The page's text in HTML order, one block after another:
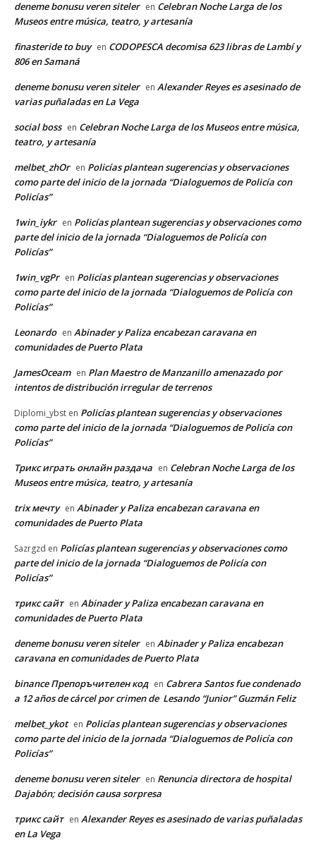
deneme bonusu veren siteler en Celebran Noche Larga de los
Museos entre música, teatro, y artesanía
finasteride to buy en CODOPESCA decomisa 623 libras de Lambí y
806 en Samaná
deneme bonusu veren siteler en Alexander Reyes es asesinado de
varias puñaladas en La Vega
social boss en Celebran Noche Larga de los Museos entre música,
teatro, y artesanía
melbet_zhOr en Policías plantean sugerencias y observaciones
como parte del inicio de la jornada “Dialoguemos de Policía con
Policías”
1win_iykr en Policías plantean sugerencias y observaciones como
parte del inicio de la jornada “Dialoguemos de Policía con
Policías”
1win_vgPr en Policías plantean sugerencias y observaciones
como parte del inicio de la jornada “Dialoguemos de Policía con
Policías”
Leonardo en Abinader y Paliza encabezan caravana en
comunidades de Puerto Plata
JamesOceam en Plan Maestro de Manzanillo amenazado por
intentos de distribución irregular de terrenos
Diplomi_ybst en Policías plantean sugerencias y observaciones
como parte del inicio de la jornada “Dialoguemos de Policía con
Policías”
Трикс играть онлайн раздача en Celebran Noche Larga de los
Museos entre música, teatro, y artesanía
trix мечту en Abinader y Paliza encabezan caravana en
comunidades de Puerto Plata
Sazrgzd en Policías plantean sugerencias y observaciones como
parte del inicio de la jornada “Dialoguemos de Policía con
Policías”
трикс сайт en Abinader y Paliza encabezan caravana en
comunidades de Puerto Plata
deneme bonusu veren siteler en Abinader y Paliza encabezan
caravana en comunidades de Puerto Plata
binance Препоръчителен код en Cabrera Santos fue condenado
a 12 años de cárcel por crimen de Lesando “Junior” Guzmán Feliz
melbet_ykot en Policías plantean sugerencias y observaciones
como parte del inicio de la jornada “Dialoguemos de Policía con
Policías”
deneme bonusu veren siteler en Renuncia directora de hospital
Dajabón; decisión causa sorpresa
трикс сайт en Alexander Reyes es asesinado de varias puñaladas
en La Vega